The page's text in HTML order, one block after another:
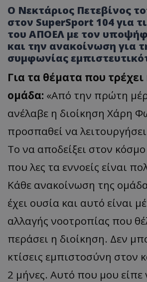
Ο Νεκτάριος Πετεβίνος
στον SuperSport 104 για
του ΑΠΟΕΛ με τον
και την ανακοίνωση για
συμφωνίας
Για τα θέματα που τρέχει
ομάδα: «Από την πρώτη
ανέλαβε η διοίκηση Χάρη
προσπαθεί να
Το να αποδείξει στον
που λες τα εννοείς είναι
Κάθε ανακοίνωση της
έχει ουσία και αυτό είναι
αλλαγής νοοτροπίας που
περάσει η διοίκηση. Δεν
κτίσεις εμπιστοσύνη στον
2 μήνες. Αυτό που μου